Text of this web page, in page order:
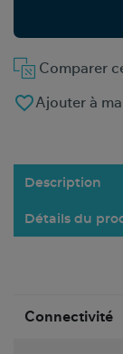
favorite_borderAjouter à
Comparer
Description
Détails du
Connectivité